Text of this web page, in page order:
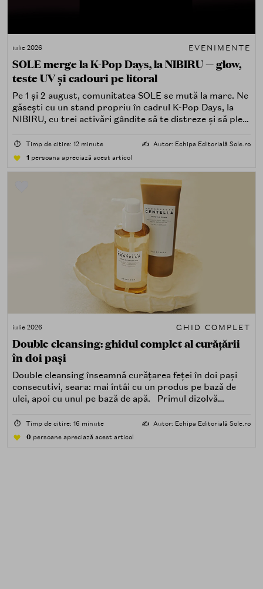
iulie 2026 EVENIMENTE
SOLE merge la K-Pop Days, la NIBIRU — glow,
teste UV și cadouri pe litoral
Pe 1 și 2 august, comunitatea SOLE se mută la mare. Ne
găsești cu un stand propriu în cadrul K-Pop Days, la
NIBIRU, cu trei activări gândite să te distreze și să pleci
⏱️ Timp de citire: 12 minute ✍️ Autor: Echipa Editorială Sole.ro
1 persoana apreciază acest articol
iulie 2026 GHID COMPLET
Double cleansing: ghidul complet al curățării
în doi pași
Double cleansing înseamnă curățarea feței în doi pași
consecutivi, seara: mai întâi cu un produs pe bază de
ulei, apoi cu unul pe bază de apă. Primul dizolvă
poluare. Al doilea îndepărtează impuritățile solubile în
⏱️ Timp de citire: 16 minute ✍️ Autor: Echipa Editorială Sole.ro
0 persoane apreciază acest articol